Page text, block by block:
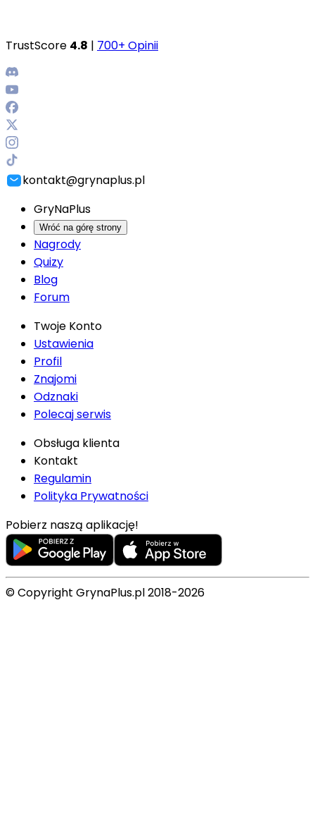
TrustScore 4.8 | 700+ Opinii
kontakt@grynaplus.pl
GryNaPlus
Wróć na górę strony
Nagrody
Quizy
Blog
Forum
Twoje Konto
Ustawienia
Profil
Znajomi
Odznaki
Polecaj serwis
Obsługa klienta
Kontakt
Regulamin
Polityka Prywatności
Pobierz naszą aplikację!
© Copyright GrynaPlus.pl 2018-2026